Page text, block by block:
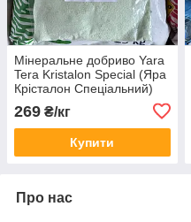
Мінеральне добриво Yara
Tera Kristalon Special (Яра
Крісталон Спеціальний)
18-18-18+МЕ, розсип 1 кг
(Нідерланди)
269 ₴/кг
Купити
Про нас